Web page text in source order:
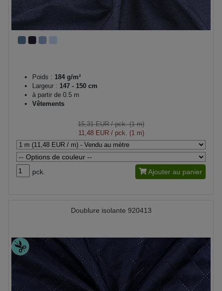
Poids : 184 g/m²
Largeur : 147 - 150 cm
à partir de 0.5 m
Vêtements
15,31 EUR/ pck. (1 m)
11,48 EUR/ pck. (1 m)
pck. Ajouter au panier
Doublure isolante 920413